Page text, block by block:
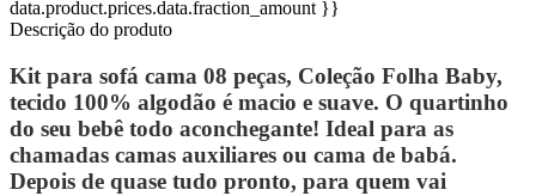
data.product.prices.data.fraction_amount }}
Descrição do produto
Kit para sofá cama 08 peças, Coleção Folha Baby,
tecido 100% algodão é macio e suave. O quartinho
do seu bebê todo aconchegante! Ideal para as
chamadas camas auxiliares ou cama de babá.
Depois de quase tudo pronto, para quem vai